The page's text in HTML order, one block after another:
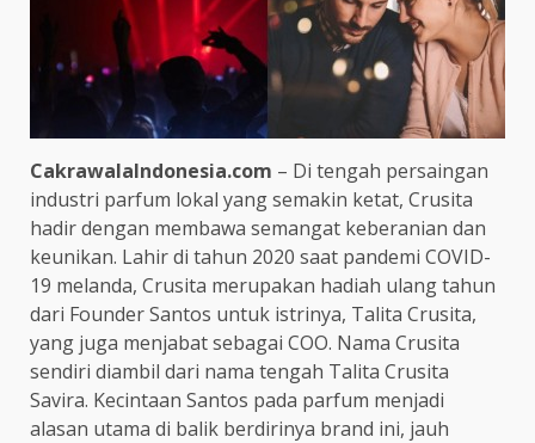
CakrawalaIndonesia.com – Di tengah persaingan
industri parfum lokal yang semakin ketat, Crusita
hadir dengan membawa semangat keberanian dan
keunikan. Lahir di tahun 2020 saat pandemi COVID-
19 melanda, Crusita merupakan hadiah ulang tahun
dari Founder Santos untuk istrinya, Talita Crusita,
yang juga menjabat sebagai COO. Nama Crusita
sendiri diambil dari nama tengah Talita Crusita
Savira. Kecintaan Santos pada parfum menjadi
alasan utama di balik berdirinya brand ini, jauh